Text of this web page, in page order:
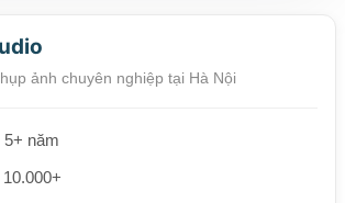
ảnh chuyên nghiệp tại Hà Nội
5+ năm
10.000+